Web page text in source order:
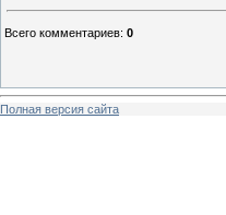
Всего комментариев: 0
Полная версия сайта